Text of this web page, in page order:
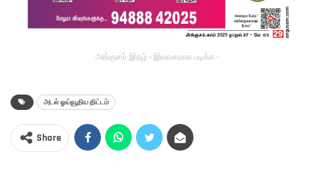
அங்குசம் இதழ் - இலவசமாக படிக்க -
அடல் ஓய்வூதிய திட்டம்
Share